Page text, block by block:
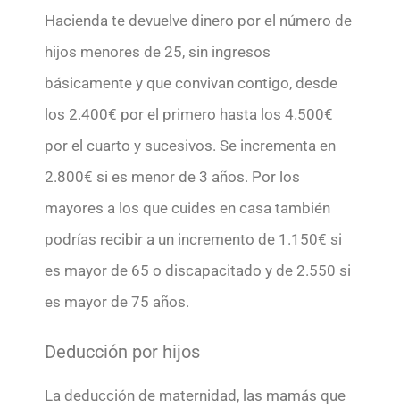
Hacienda te devuelve dinero por el número de
hijos menores de 25, sin ingresos
básicamente y que convivan contigo, desde
los 2.400€ por el primero hasta los 4.500€
por el cuarto y sucesivos. Se incrementa en
2.800€ si es menor de 3 años. Por los
mayores a los que cuides en casa también
podrías recibir a un incremento de 1.150€ si
es mayor de 65 o discapacitado y de 2.550 si
es mayor de 75 años.
Deducción por hijos
La deducción de maternidad, las mamás que